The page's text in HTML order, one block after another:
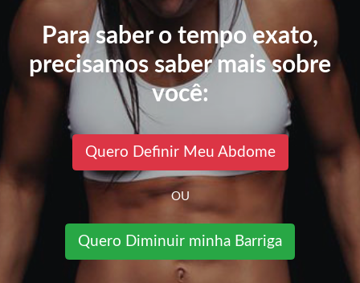
Para saber o tempo exato,
precisamos saber mais sobre
você:
Quero Definir Meu Abdome
OU
Quero Diminuir minha Barriga